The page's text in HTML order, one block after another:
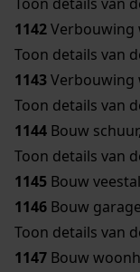
1142Verbouwing
Toon details van
1143Verbouwing
Toon details van
1144 Bouw
Toon details van
1145 Bouw
1146 Bouw
Toon details van
1147 Bouw